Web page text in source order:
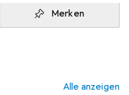
Merken
Alle anzeigen